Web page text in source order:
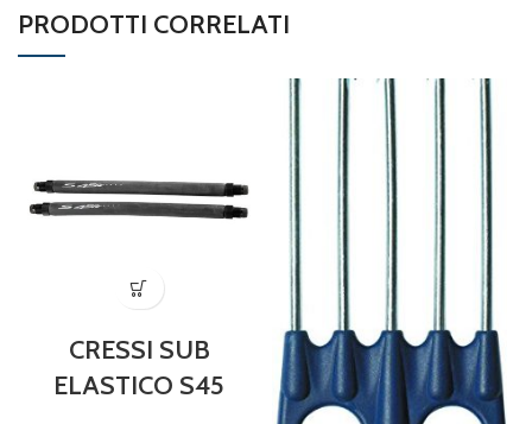
PRODOTTI CORRELATI
CRESSI SUB
ELASTICO S45